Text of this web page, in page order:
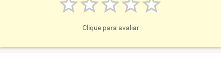
Clique para avaliar